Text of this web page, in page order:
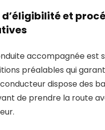
et
accompagnée est
préalables qui
dispose des
de prendre la route